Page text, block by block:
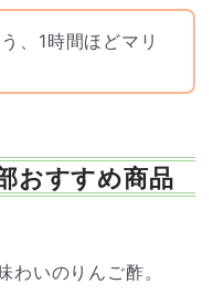
、1時間ほどマリ
おすすめ商品
わいのりんご酢。